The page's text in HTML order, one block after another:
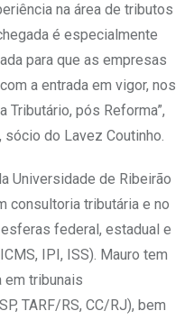
na área de tributos
é especialmente
para que as empresas
a entrada em vigor, nos
pós Reforma”,
, sócio do Lavez Coutinho.
Universidade de Ribeirão
consultoria tributária e no
federal, estadual e
IPI, ISS). Mauro tem
em tribunais
TARF/RS, CC/RJ), bem